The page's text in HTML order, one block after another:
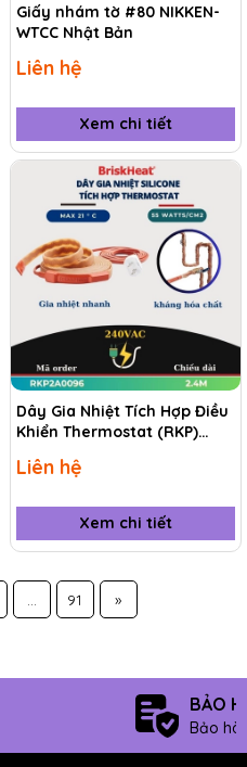
Giấy nhám tờ #80 NIKKEN-
WTCC Nhật Bản
Liên hệ
Xem chi tiết
Dây Gia Nhiệt Tích Hợp Điều
Khiển Thermostat (RKP)
Liên hệ
Xem chi tiết
... 91 »
BẢO
Bảo